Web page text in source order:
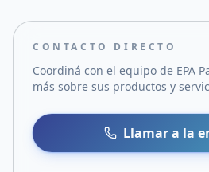
CONTACTO DIRECTO
Coordiná con el equipo de EPA
más sobre sus productos y
Llamar a la